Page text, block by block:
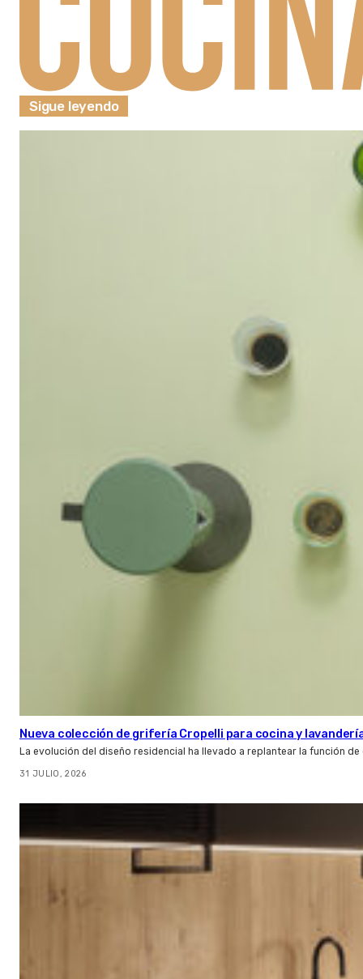
Sigue leyendo
Nueva colección de grifería Cropelli para cocina y
La evolución del diseño residencial ha llevado a replantear la función
31 JULIO, 2026